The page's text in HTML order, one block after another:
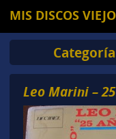
MIS DISCOS
Leo Marini –